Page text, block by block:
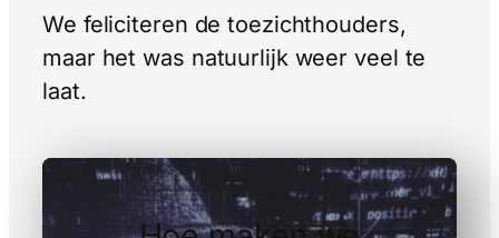
We feliciteren de toezichthouders,
maar het was natuurlijk weer veel te
laat.